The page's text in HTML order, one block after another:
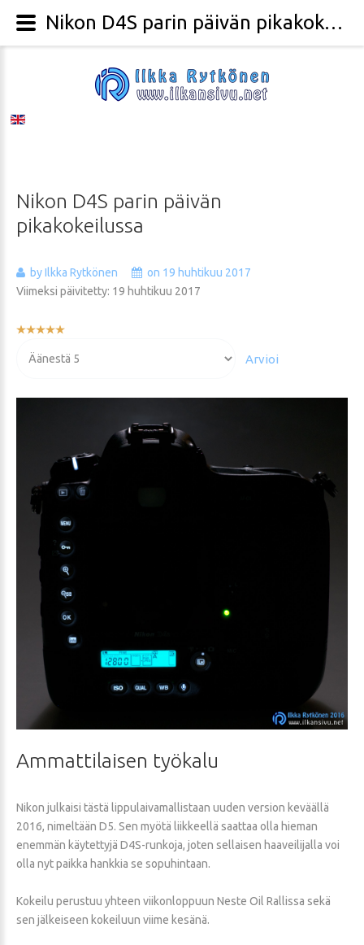
Nikon D4S parin päivän
pikakokeilussa
by Ilkka Rytkönen
on 19 huhtikuu 2017
Viimeksi päivitetty: 19 huhtikuu 2017
Käyttäjän
arvioida
Ammattilaisen työkalu
Nikon julkaisi tästä lippulaivamallistaan uuden version keväällä
2016, nimeltään D5. Sen myötä liikkeellä saattaa olla hieman
enemmän käytettyjä D4S-runkoja, joten sellaisen haaveilijalla voi
olla nyt paikka hankkia se sopuhintaan.
Kokeilu perustuu yhteen viikonloppuun Neste Oil Rallissa sekä
sen jälkeiseen kokeiluun viime kesänä.
Nikon D4S parin päivän pikakokeilussa - Valokuvaaja Ilkka Rytkönen